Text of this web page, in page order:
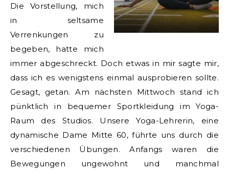
Die Vorstellung, mich
in seltsame
Verrenkungen zu
begeben, hatte mich
immer abgeschreckt. Doch etwas in mir sagte mir,
dass ich es wenigstens einmal ausprobieren sollte.
Gesagt, getan. Am nächsten Mittwoch stand ich
pünktlich in bequemer Sportkleidung im Yoga-
Raum des Studios. Unsere Yoga-Lehrerin, eine
dynamische Dame Mitte 60, führte uns durch die
verschiedenen Übungen. Anfangs waren die
Bewegungen ungewohnt und manchmal